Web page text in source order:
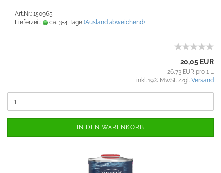
Art.Nr.: 150965
Lieferzeit:
ca. 3-4 Tage (Ausland abweichend)
20,05 EUR
26,73 EUR pro 1 L
inkl. 19% MwSt. zzgl. Versand
IN DEN WARENKORB